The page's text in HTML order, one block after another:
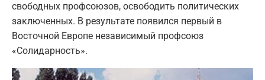
свободных профсоюзов, освободить политических
заключенных. В результате появился первый в
Восточной Европе независимый профсоюз
«Солидарность».